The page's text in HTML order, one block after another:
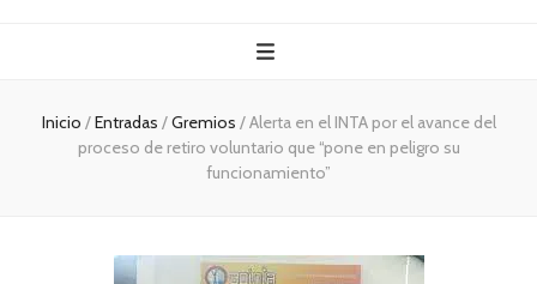
(rosca)
política
Inicio /Entradas /Gremios /Alerta en el INTA por el avance del
proceso de retiro voluntario que “pone en peligro su
funcionamiento”